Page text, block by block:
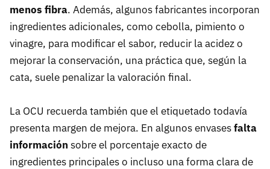
menos fibra. Además, algunos fabricantes incorporan
ingredientes adicionales, como cebolla, pimiento o
vinagre, para modificar el sabor, reducir la acidez o
mejorar la conservación, una práctica que, según la
cata, suele penalizar la valoración final.
La OCU recuerda también que el etiquetado todavía
presenta margen de mejora. En algunos envasesfalta
información sobre el porcentaje exacto de
ingredientes principales o incluso una forma clara de